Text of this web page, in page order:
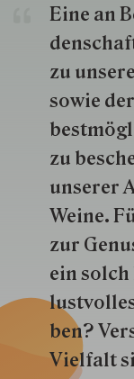
Eine an
zu
so­wie
zu
unserer
Weine.
zur
ein
ben?
Vielfalt